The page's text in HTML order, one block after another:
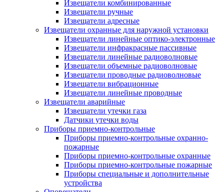
Извещатели комбинированные
Извещатели ручные
Извещатели адресные
Извещатели охранные для наружной установки
Извещатели линейные оптико-электронные
Извещатели инфракрасные пассивные
Извещатели линейные радиоволновые
Извещатели объемные радиоволновые
Извещатели проводные радиоволновые
Извещатели вибрационные
Извещатели линейные проводные
Извещатели аварийные
Извещатели утечки газа
Датчики утечки воды
Приборы приемно-контрольные
Приборы приемно-контрольные охранно-
пожарные
Приборы приемно-контрольные охранные
Приборы приемно-контрольные пожарные
Приборы специальные и дополнительные
устройства